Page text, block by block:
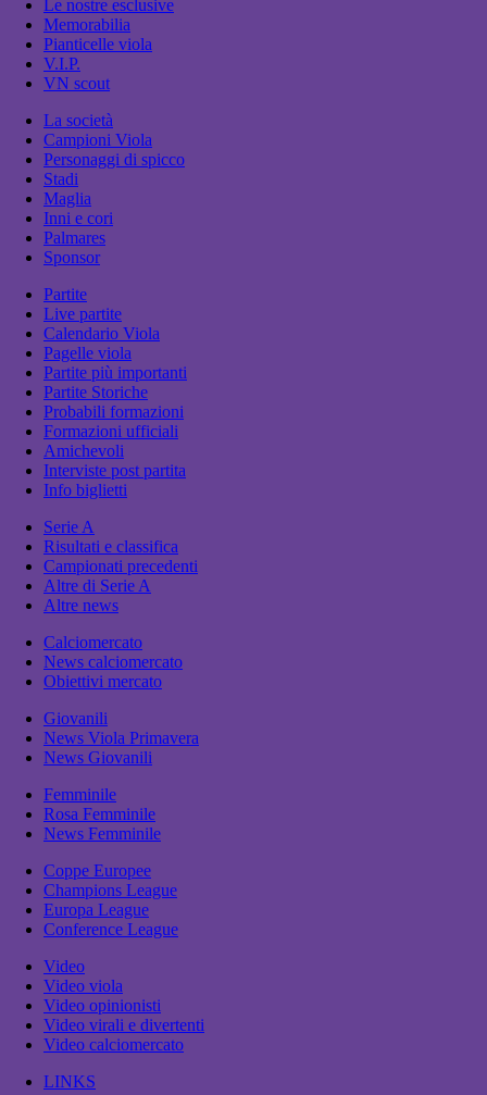
Le nostre esclusive
Memorabilia
Pianticelle viola
V.I.P.
VN scout
La società
Campioni Viola
Personaggi di spicco
Stadi
Maglia
Inni e cori
Palmares
Sponsor
Partite
Live partite
Calendario Viola
Pagelle viola
Partite più importanti
Partite Storiche
Probabili formazioni
Formazioni ufficiali
Amichevoli
Interviste post partita
Info biglietti
Serie A
Risultati e classifica
Campionati precedenti
Altre di Serie A
Altre news
Calciomercato
News calciomercato
Obiettivi mercato
Giovanili
News Viola Primavera
News Giovanili
Femminile
Rosa Femminile
News Femminile
Coppe Europee
Champions League
Europa League
Conference League
Video
Video viola
Video opinionisti
Video virali e divertenti
Video calciomercato
LINKS